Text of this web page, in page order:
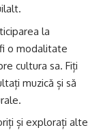
la
o modalitate
cultura sa. Fiți
muzică și să
și explorați alte